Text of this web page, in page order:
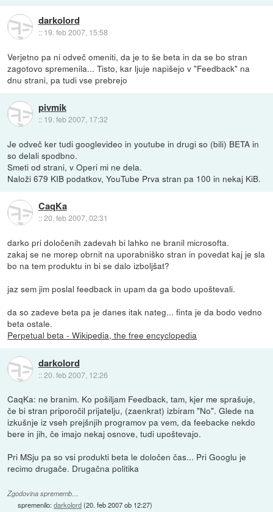
darkolord
:: 19. feb 2007, 15:58
Verjetno pa ni odveč omeniti, da je to še beta in da se bo stran
zagotovo spremenila... Tisto, kar ljuje napišejo v "Feedback" na
dnu strani, pa tudi vse prebrejo
pivmik
:: 19. feb 2007, 17:32
Je odveč ker tudi googlevideo in youtube in drugi so (bili) BETA in
so delali spodbno.
Smeti od strani, v Operi mi ne dela.
Naloži 679 KIB podatkov, YouTube Prva stran pa 100 in nekaj KiB.
CaqKa
::20. feb 2007, 02:31
darko pri določenih zadevah bi lahko ne branil microsofta.
zakaj se ne morep obrnit na uporabniško stran in povedat kaj je sla
bo na tem produktu in bi se dalo izboljšat?
jaz sem jim poslal feedback in upam da ga bodo upoštevali.
da so zadeve beta pa je danes itak nateg... finta je da bodo vedno
beta ostale.
Perpetual beta - Wikipedia, the free encyclopedia
darkolord
::20. feb 2007, 12:26
CaqKa: ne branim. Ko pošiljam Feedback, tam, kjer me sprašuje,
če bi stran priporočil prijatelju, (zaenkrat) izbiram "No". Glede na
izkušnje iz vseh prejšnjih programov pa vem, da feebacke nekdo
bere in jih, če imajo nekaj osnove, tudi upoštevajo.
Pri MSju pa so vsi produkti beta le določen čas... Pri Googlu je
recimo drugače. Drugačna politika
Zgodovina sprememb…
spremenilo:darkolord(20. feb 2007 ob 12:27)